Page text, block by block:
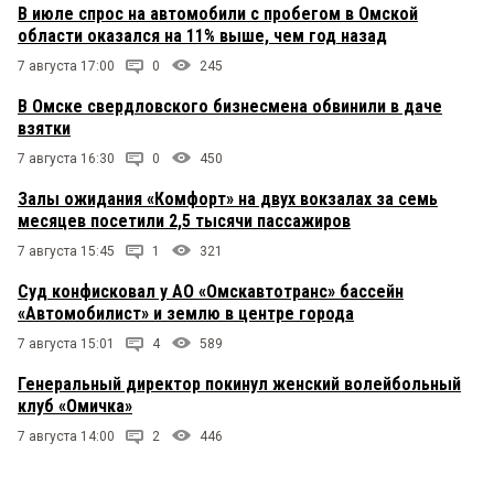
В июле спрос на автомобили с пробегом в Омской
области оказался на 11% выше, чем год назад
7 августа 17:00 0 245
В Омске свердловского бизнесмена обвинили в даче
взятки
7 августа 16:30 0 450
Залы ожидания «Комфорт» на двух вокзалах за семь
месяцев посетили 2,5 тысячи пассажиров
7 августа 15:45 1 321
Суд конфисковал у АО «Омскавтотранс» бассейн
«Автомобилист» и землю в центре города
7 августа 15:01 4 589
Генеральный директор покинул женский волейбольный
клуб «Омичка»
7 августа 14:00 2 446